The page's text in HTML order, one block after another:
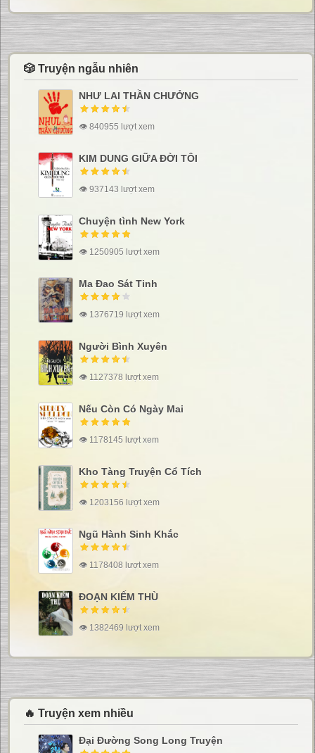
🎲 Truyện ngẫu nhiên
NHƯ LAI THẦN CHƯỞNG
👁 840955 lượt xem
KIM DUNG GIỮA ĐỜI TÔI
👁 937143 lượt xem
Chuyện tình New York
👁 1250905 lượt xem
Ma Đao Sát Tinh
👁 1376719 lượt xem
Người Bình Xuyên
👁 1127378 lượt xem
Nếu Còn Có Ngày Mai
👁 1178145 lượt xem
Kho Tàng Truyện Cổ Tích
👁 1203156 lượt xem
Ngũ Hành Sinh Khắc
👁 1178408 lượt xem
ĐOẠN KIẾM THÙ
👁 1382469 lượt xem
🔥 Truyện xem nhiều
Đại Đường Song Long Truyện